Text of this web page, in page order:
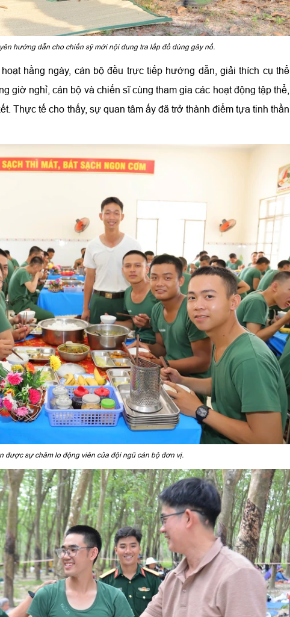
hướng dẫn cho chiến sỹ mới nội dung tra lắp đồ dùng gây nổ.
hằng ngày, cán bộ đều trực tiếp hướng dẫn, giải thích cụ thể
giờ nghỉ, cán bộ và chiến sĩ cùng tham gia các hoạt động tập thể,
Thực tế cho thấy, sự quan tâm ấy đã trở thành điểm tựa tinh thần
được sự chăm lo động viên của đội ngũ cán bộ đơn vị.